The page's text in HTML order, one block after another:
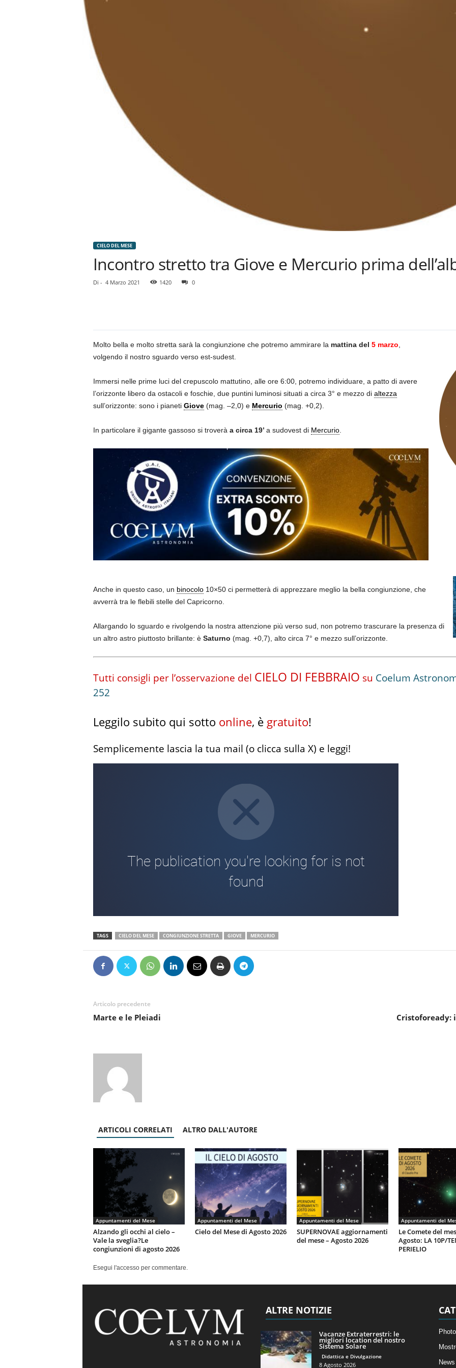
CIELO DEL MESE
Incontro stretto tra Giove e Mercurio prima
Di - 4 Marzo 2021 1420 0
Molto bella e molto stretta sarà la congiunzione che potremo ammirare la mattina del 5 marzo,
volgendo il nostro sguardo verso est-sudest.
Immersi nelle prime luci del crepuscolo mattutino, alle ore 6:00, potremo individuare, a patto di avere
l’orizzonte libero da ostacoli e foschie, due puntini luminosi situati a circa 3° e mezzo di altezza
sull’orizzonte: sono i pianeti Giove (mag. –2,0) e Mercurio (mag. +0,2).
In particolare il gigante gassoso si troveràa circa 19’ a sudovest di Mercurio.
Anche in questo caso, un binocolo10×50 ci permetterà di apprezzare meglio la bella congiunzione, che
avverrà tra le flebili stelle del Capricorno.
Allargando lo sguardo e rivolgendo la nostra attenzione più verso sud, non potremo trascurare la presenza di
un altro astro piuttosto brillante: è Saturno (mag. +0,7), alto circa 7° e mezzo sull’orizzonte.
Tutti consigli per l’osservazione del CIELO DI FEBBRAIO su Coelum
252
Leggilo subito qui sotto online, è gratuito!
Semplicemente lascia la tua mail (o clicca sulla X) e leggi!
TAGS CIELO DEL MESE CONGIUNZIONE STRETTA GIOVE MERCURIO
Articolo precedente
Marte e le Pleiadi Cristofoready:
ARTICOLI CORRELATI ALTRO DALL'AUTORE
Appuntamenti del Mese
Alzando gli occhi al cielo –
Vale la sveglia?Le
congiunzioni di agosto 2026
Appuntamenti del Mese
Cielo del Mese di Agosto 2026
Appuntamenti del Mese
SUPERNOVAE aggiornamenti
del mese – Agosto 2026
Appuntamenti del
Le Comete del
Agosto: LA 10P/
PERIELIO
Esegui l'accesso per commentare.
ALTRE NOTIZIE
Vacanze Extraterrestri: le
migliori location del nostro
Sistema Solare
Didattica e Divulgazione
8 Agosto 2026